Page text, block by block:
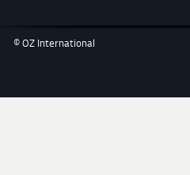
© OZ International